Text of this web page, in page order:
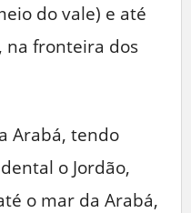
do vale) e até
na fronteira dos
Arabá, tendo
o Jordão,
o mar da Arabá,